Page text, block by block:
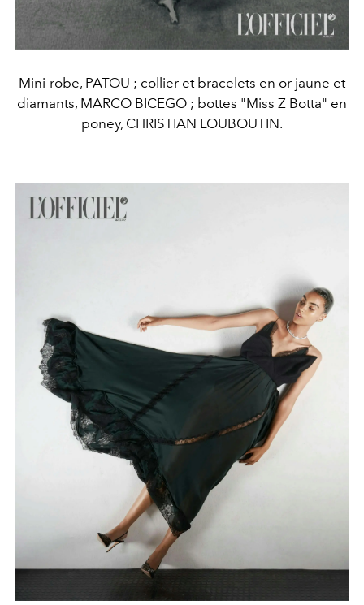
Mini-robe, PATOU ; collier et bracelets en or jaune et
diamants, MARCO BICEGO ; bottes "Miss Z Botta" en
poney, CHRISTIAN LOUBOUTIN.